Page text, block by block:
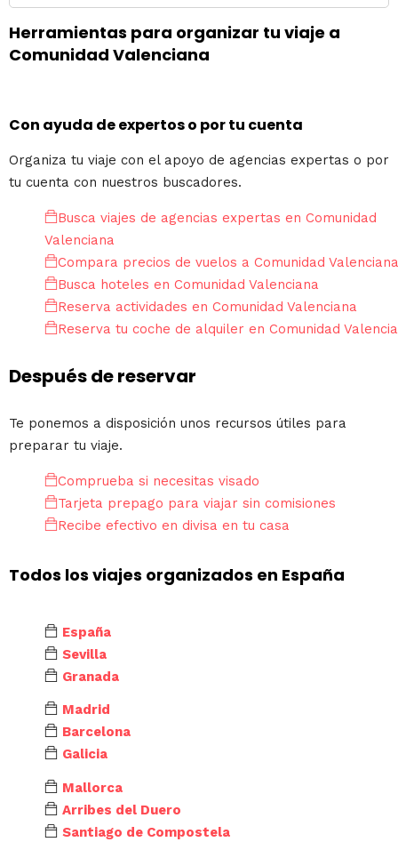
Herramientas para organizar tu viaje a
Comunidad Valenciana
Con ayuda de expertos o por tu cuenta
Organiza tu viaje con el apoyo de agencias expertas o por
tu cuenta con nuestros buscadores.
Busca viajes de agencias expertas en Comunidad
Valenciana
Compara precios de vuelos a Comunidad Valenciana
Busca hoteles en Comunidad Valenciana
Reserva actividades en Comunidad Valenciana
Reserva tu coche de alquiler en Comunidad
Después de reservar
Te ponemos a disposición unos recursos útiles para
preparar tu viaje.
Comprueba si necesitas visado
Tarjeta prepago para viajar sin comisiones
Recibe efectivo en divisa en tu casa
Todos los viajes organizados en España
España
Sevilla
Granada
Madrid
Barcelona
Galicia
Mallorca
Arribes del Duero
Santiago de Compostela